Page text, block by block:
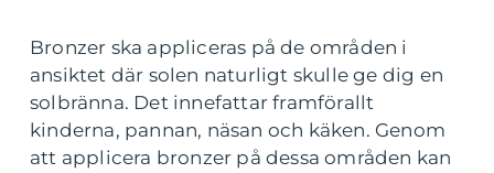
Bronzer ska appliceras på de områden i
ansiktet där solen naturligt skulle ge dig en
solbränna. Det innefattar framförallt
kinderna, pannan, näsan och käken. Genom
att applicera bronzer på dessa områden kan